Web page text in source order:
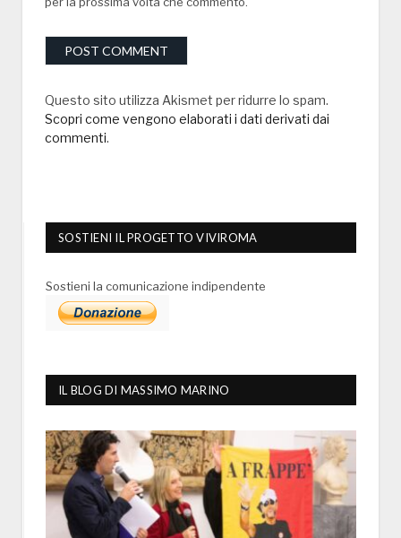
Questo sito utilizza Akismet per ridurre lo spam.
Scopri come vengono elaborati i dati derivati dai
commenti.
SOSTIENI IL PROGETTO VIVIROMA
Sostieni la comunicazione indipendente
IL BLOG DI MASSIMO MARINO